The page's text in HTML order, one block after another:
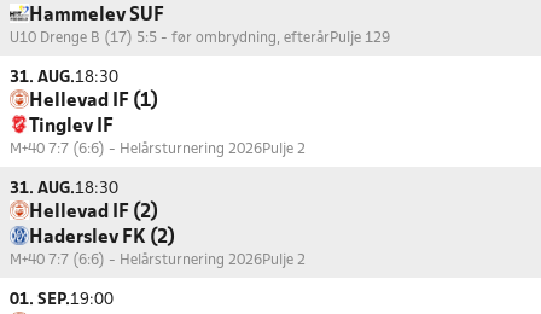
Hammelev SUF
U10 Drenge B (17) 5:5 - før ombrydning, efterårPulje 129
31. AUG.18:30
Hellevad IF (1)
Tinglev IF
M+40 7:7 (6:6) - Helårsturnering 2026Pulje 2
31. AUG.18:30
Hellevad IF (2)
Haderslev FK (2)
M+40 7:7 (6:6) - Helårsturnering 2026Pulje 2
01. SEP.19:00